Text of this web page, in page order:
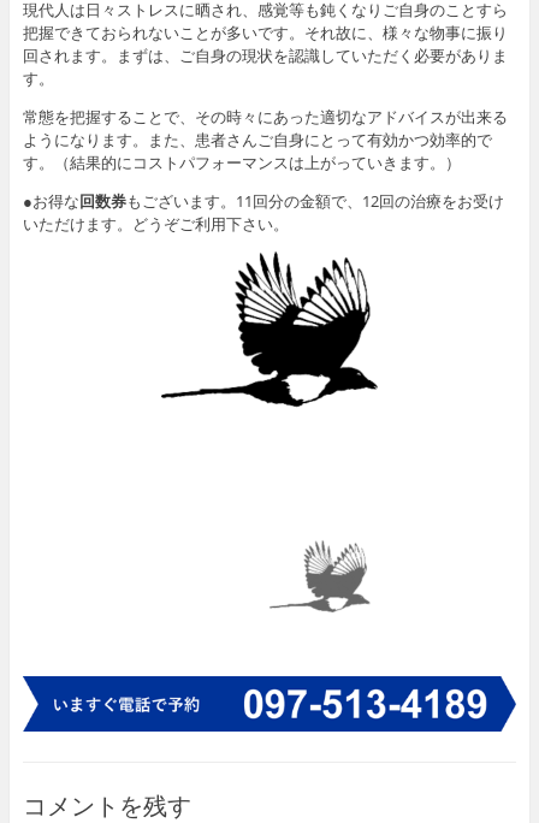
現代人は日々ストレスに晒され、感覚等も鈍くなりご自身のことすら
把握できておられないことが多いです。それ故に、様々な物事に振り
回されます。まずは、ご自身の現状を認識していただく必要がありま
す。
常態を把握することで、その時々にあった適切なアドバイスが出来る
ようになります。また、患者さんご自身にとって有効かつ効率的で
す。（結果的にコストパフォーマンスは上がっていきます。）
●お得な回数券もございます。11回分の金額で、12回の治療をお受け
いただけます。どうぞご利用下さい。
コメントを残す